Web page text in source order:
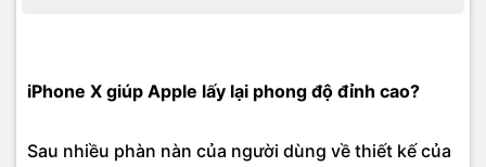
iPhone X giúp Apple lấy lại phong độ đỉnh cao?
Sau nhiều phàn nàn của người dùng về thiết kế của